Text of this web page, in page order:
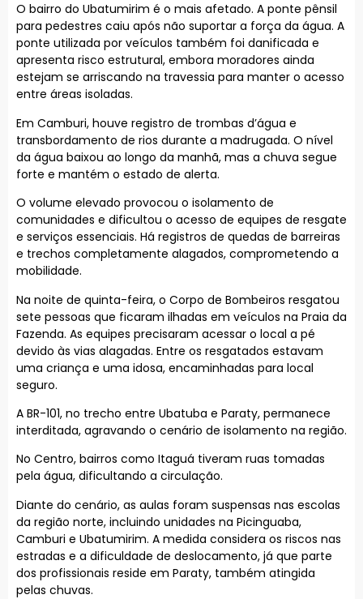
O bairro do Ubatumirim é o mais afetado. A ponte pênsil
para pedestres caiu após não suportar a força da água. A
ponte utilizada por veículos também foi danificada e
apresenta risco estrutural, embora moradores ainda
estejam se arriscando na travessia para manter o acesso
entre áreas isoladas.
Em Camburi, houve registro de trombas d’água e
transbordamento de rios durante a madrugada. O nível
da água baixou ao longo da manhã, mas a chuva segue
forte e mantém o estado de alerta.
O volume elevado provocou o isolamento de
comunidades e dificultou o acesso de equipes de resgate
e serviços essenciais. Há registros de quedas de barreiras
e trechos completamente alagados, comprometendo a
mobilidade.
Na noite de quinta-feira, o Corpo de Bombeiros resgatou
sete pessoas que ficaram ilhadas em veículos na Praia da
Fazenda. As equipes precisaram acessar o local a pé
devido às vias alagadas. Entre os resgatados estavam
uma criança e uma idosa, encaminhadas para local
seguro.
A BR-101, no trecho entre Ubatuba e Paraty, permanece
interditada, agravando o cenário de isolamento na região.
No Centro, bairros como Itaguá tiveram ruas tomadas
pela água, dificultando a circulação.
Diante do cenário, as aulas foram suspensas nas escolas
da região norte, incluindo unidades na Picinguaba,
Camburi e Ubatumirim. A medida considera os riscos nas
estradas e a dificuldade de deslocamento, já que parte
dos profissionais reside em Paraty, também atingida
pelas chuvas.